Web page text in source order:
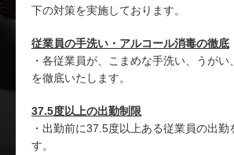
下の対策を実施しております。
従業員の手洗い・アルコール消毒の徹底
・各従業員が、こまめな手洗い、うが
を徹底いたします。
37.5度以上の出勤制限
・出勤前に37.5度以上ある従業員の出勤
す。